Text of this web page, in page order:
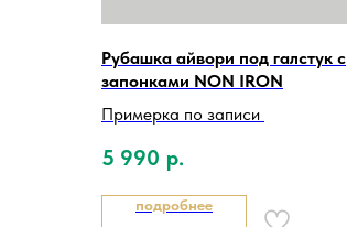
Рубашка айвори под галстук с
запонками NON IRON
Примерка по записи
5 990 р.
подробнее